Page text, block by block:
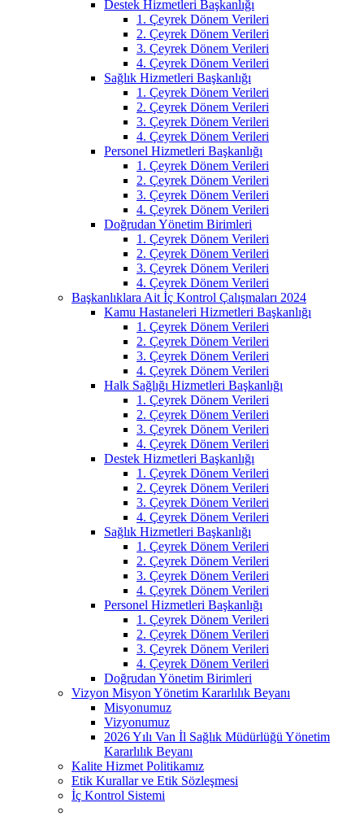
Destek Hizmetleri Başkanlığı
1. Çeyrek Dönem Verileri
2. Çeyrek Dönem Verileri
3. Çeyrek Dönem Verileri
4. Çeyrek Dönem Verileri
Sağlık Hizmetleri Başkanlığı
1. Çeyrek Dönem Verileri
2. Çeyrek Dönem Verileri
3. Çeyrek Dönem Verileri
4. Çeyrek Dönem Verileri
Personel Hizmetleri Başkanlığı
1. Çeyrek Dönem Verileri
2. Çeyrek Dönem Verileri
3. Çeyrek Dönem Verileri
4. Çeyrek Dönem Verileri
Doğrudan Yönetim Birimleri
1. Çeyrek Dönem Verileri
2. Çeyrek Dönem Verileri
3. Çeyrek Dönem Verileri
4. Çeyrek Dönem Verileri
Başkanlıklara Ait İç Kontrol Çalışmaları 2024
Kamu Hastaneleri Hizmetleri Başkanlığı
1. Çeyrek Dönem Verileri
2. Çeyrek Dönem Verileri
3. Çeyrek Dönem Verileri
4. Çeyrek Dönem Verileri
Halk Sağlığı Hizmetleri Başkanlığı
1. Çeyrek Dönem Verileri
2. Çeyrek Dönem Verileri
3. Çeyrek Dönem Verileri
4. Çeyrek Dönem Verileri
Destek Hizmetleri Başkanlığı
1. Çeyrek Dönem Verileri
2. Çeyrek Dönem Verileri
3. Çeyrek Dönem Verileri
4. Çeyrek Dönem Verileri
Sağlık Hizmetleri Başkanlığı
1. Çeyrek Dönem Verileri
2. Çeyrek Dönem Verileri
3. Çeyrek Dönem Verileri
4. Çeyrek Dönem Verileri
Personel Hizmetleri Başkanlığı
1. Çeyrek Dönem Verileri
2. Çeyrek Dönem Verileri
3. Çeyrek Dönem Verileri
4. Çeyrek Dönem Verileri
Doğrudan Yönetim Birimleri
Vizyon Misyon Yönetim Kararlılık Beyanı
Misyonumuz
Vizyonumuz
2026 Yılı Van İl Sağlık Müdürlüğü Yönetim
Kararlılık Beyanı
Kalite Hizmet Politikamız
Etik Kurallar ve Etik Sözleşmesi
İç Kontrol Sistemi